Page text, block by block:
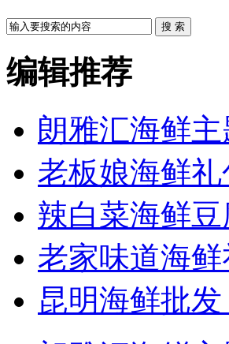
搜 索
编辑推荐
朗雅汇海鲜
老板娘海鲜
辣白菜海鲜
老家味道海
昆明海鲜批